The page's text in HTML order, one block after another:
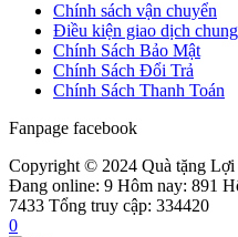
Chính sách vận chuyển
Điều kiện giao dịch chung
Chính Sách Bảo Mật
Chính Sách Đổi Trả
Chính Sách Thanh Toán
Fanpage facebook
Copyright © 2024 Quà tặng Lợi
Đang online: 9 Hôm nay: 891
7433 Tổng truy cập: 334420
0